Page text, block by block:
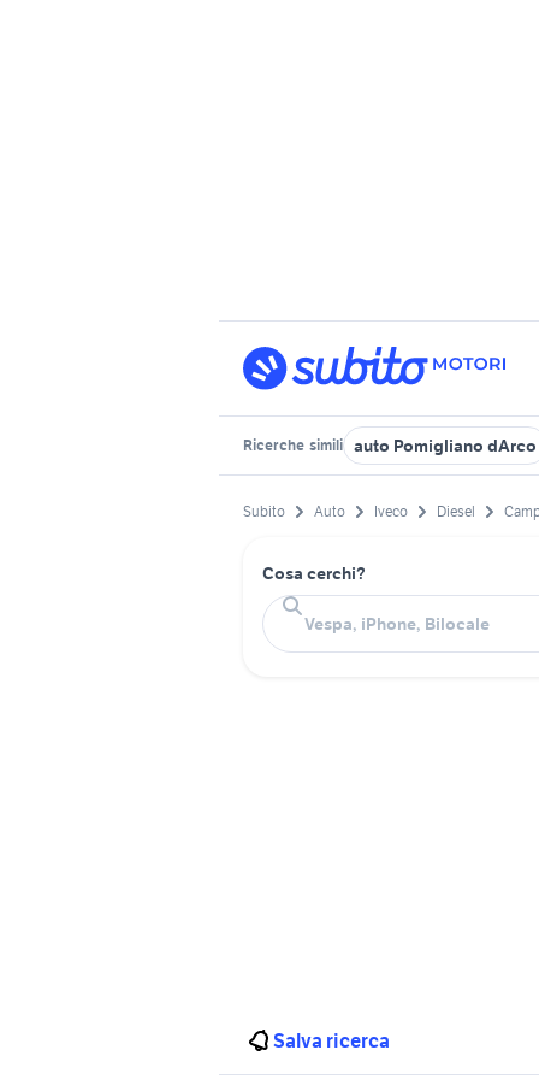
Ricerche simili auto Pomigliano dArco
Subito Auto Iveco Diesel
Cosa cerchi?
Salva ricerca